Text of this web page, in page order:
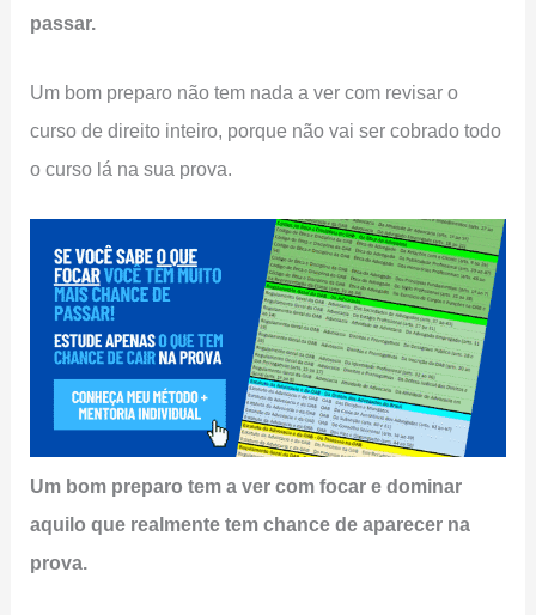
passar.
Um bom preparo não tem nada a ver com revisar o
curso de direito inteiro, porque não vai ser cobrado todo
o curso lá na sua prova.
Um bom preparo tem a ver com focar e dominar
aquilo que realmente tem chance de aparecer na
prova.